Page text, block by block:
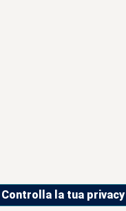
Controlla la tua privacy